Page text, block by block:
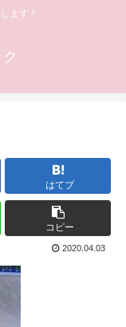
ます！
はてブ
コピー
2020.04.03